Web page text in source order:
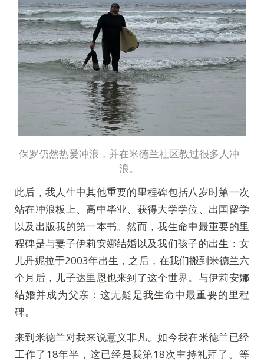
保罗仍然热爱冲浪，并在米德兰社区教过很多人冲
浪。
此后，我人生中其他重要的里程碑包括八岁时第一次
站在冲浪板上、高中毕业、获得大学学位、出国留学
以及出版我的第一本书。然而，我生命中最重要的里
程碑是与妻子伊莉安娜结婚以及我们孩子的出生：女
儿丹妮拉于2003年出生，之后，在我们搬到米德兰六
个月后，儿子达里恩也来到了这个世界。与伊莉安娜
结婚并成为父亲：这无疑是我生命中最重要的里程
碑。
来到米德兰对我来说意义非凡。如今我在米德兰已经
工作了18年半，这已经是我第18次主持礼拜了。等